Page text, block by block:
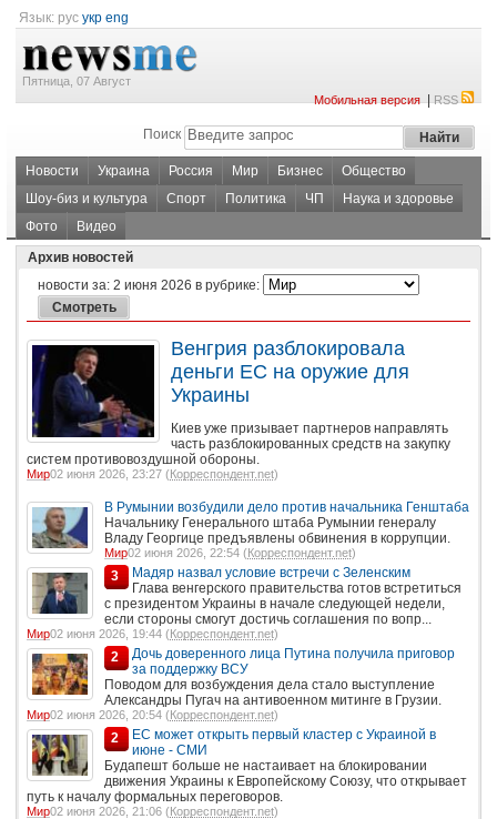
Язык: рус укр eng
Пятница, 07 Август
Мобильная версия|RSS
Поиск
Новости Украина Россия Мир Бизнес
Общество
Шоу-биз и культура
Спорт Политика ЧП
Наука и здоровье
Фото
Видео
Архив новостей
новости за: 2 июня 2026 в рубрике:
Венгрия разблокировала
деньги ЕС на оружие для
Украины
Киев уже призывает партнеров направлять
часть разблокированных средств на закупку
систем противовоздушной обороны.
Мир02 июня 2026, 23:27 (Корреспондент.net)
В Румынии возбудили дело против начальника Генштаба
Начальнику Генерального штаба Румынии генералу
Владу Георгице предъявлены обвинения в коррупции.
Мир02 июня 2026, 22:54 (Корреспондент.net)
3
Мадяр назвал условие встречи с Зеленским
Глава венгерского правительства готов встретиться
с президентом Украины в начале следующей недели,
если стороны смогут достичь соглашения по вопр...
Мир02 июня 2026, 19:44 (Корреспондент.net)
2
Дочь доверенного лица Путина получила приговор
за поддержку ВСУ
Поводом для возбуждения дела стало выступление
Александры Пугач на антивоенном митинге в Грузии.
Мир02 июня 2026, 20:54 (Корреспондент.net)
2
ЕС может открыть первый кластер с Украиной в
июне - СМИ
Будапешт больше не настаивает на блокировании
движения Украины к Европейскому Союзу, что открывает
путь к началу формальных переговоров.
Мир02 июня 2026, 21:06 (Корреспондент.net)